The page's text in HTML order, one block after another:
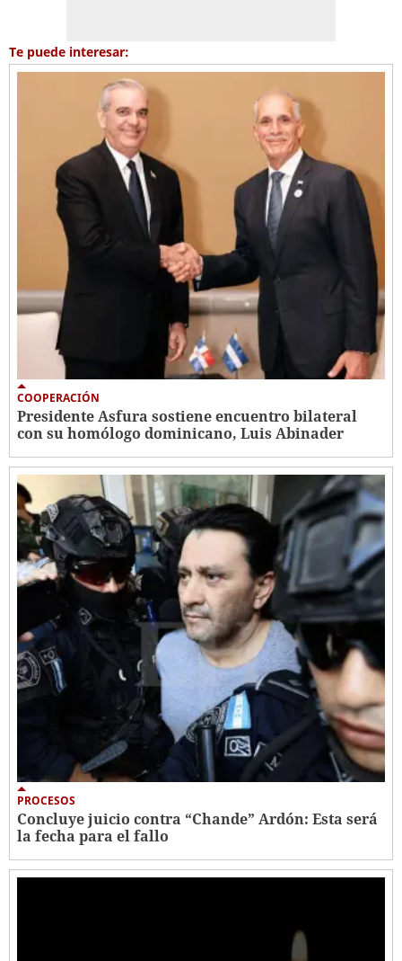
Te puede interesar:
COOPERACIÓN
Presidente Asfura sostiene encuentro bilateral
con su homólogo dominicano, Luis Abinader
PROCESOS
Concluye juicio contra “Chande” Ardón: Esta será
la fecha para el fallo